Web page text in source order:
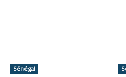
Sénégal